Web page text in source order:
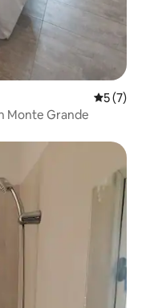
5 (7)
Monte Grande